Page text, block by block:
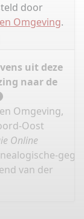
door
Omgeving.
uit deze
naar de
Omgeving,
Oost
Online
van der